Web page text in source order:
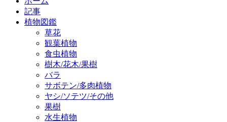
記事
植物図鑑
草花
観葉植物
食虫植物
樹木/花木/果樹
バラ
サボテン/多肉植物
ヤシ/ソテツ/その他
果樹
水生植物